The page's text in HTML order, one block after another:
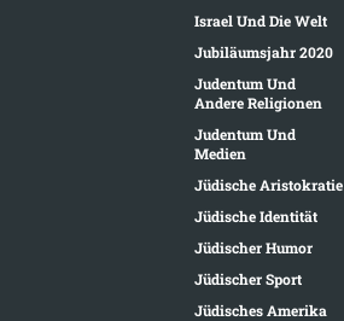
Israel Und Die Welt
Jubiläumsjahr 2020
Judentum Und
Andere Religionen
Judentum Und
Medien
Jüdische Aristokratie
Jüdische Identität
Jüdischer Humor
Jüdischer Sport
Jüdisches Amerika